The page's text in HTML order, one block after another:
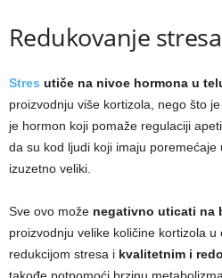
Redukovanje stresa
Stres utiče na nivoe hormona u
proizvodnju više kortizola, nego što
je hormon koji pomaže regulaciji
da su kod ljudi koji imaju poremećaje
izuzetno veliki.
Sve ovo može negativno uticati na
proizvodnju velike količine kortizola
redukcijom stresa i kvalitetnim i